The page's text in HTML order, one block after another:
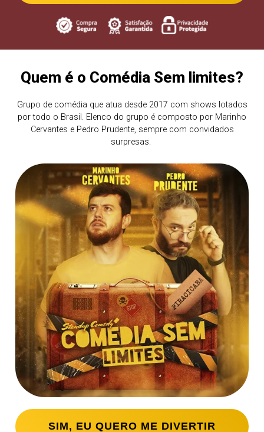
Quem é o Comédia Sem limites?
Grupo de comédia que atua desde 2017 com shows lotados
por todo o Brasil. Elenco do grupo é composto por Marinho
Cervantes e Pedro Prudente, sempre com convidados
surpresas.
SIM, EU QUERO ME DIVERTIR